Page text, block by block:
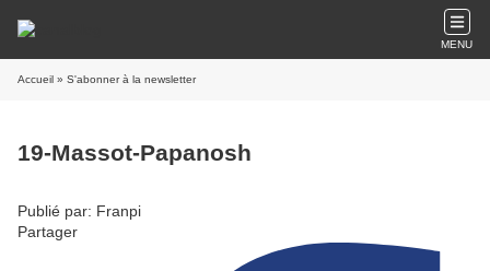
MENU
Accueil » S'abonner à la newsletter
19-Massot-Papanosh
Publié par: Franpi
Partager